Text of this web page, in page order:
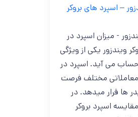
– اسپرد های بروکر
- میزان اسپرد در
ویندزور یکی از ویژگی
می آید. اسپرد در
معاملاتی مختلف فرصت
ها قرار میدهد. در
اسپرد بروکر